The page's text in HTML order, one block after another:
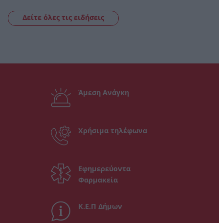
Δείτε όλες τις ειδήσεις
Άμεση Ανάγκη
Χρήσιμα τηλέφωνα
Εφημερεύοντα
Φαρμακεία
Κ.Ε.Π Δήμων